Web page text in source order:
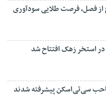
فصل، فرصت طلایی سودآوری
در استخر زهک افتتاح شد
سی‌تی‌اسکن پیشرفته شدند